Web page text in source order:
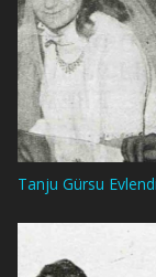
Tanju Gürsu Evlendi